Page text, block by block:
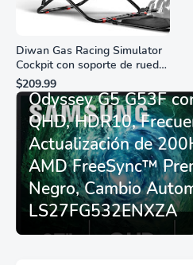
Diwan Gas Racing Simulator
Cockpit con soporte de rueda
de carreras plegable y
asiento - Logitech
G29/920/923/27/25,
Thrustmaster
T248/X/T300RS/T150/458/TX
$209.99
Monitor Gamer
Odyssey G5 G53F
QHD, HDR10,
Actualización de
AMD FreeSync™
Negro, Cambio
LS27FG532ENXZA